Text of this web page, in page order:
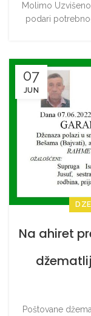
Molimo
podari
07
JUN
Na ahiret
Poštovane